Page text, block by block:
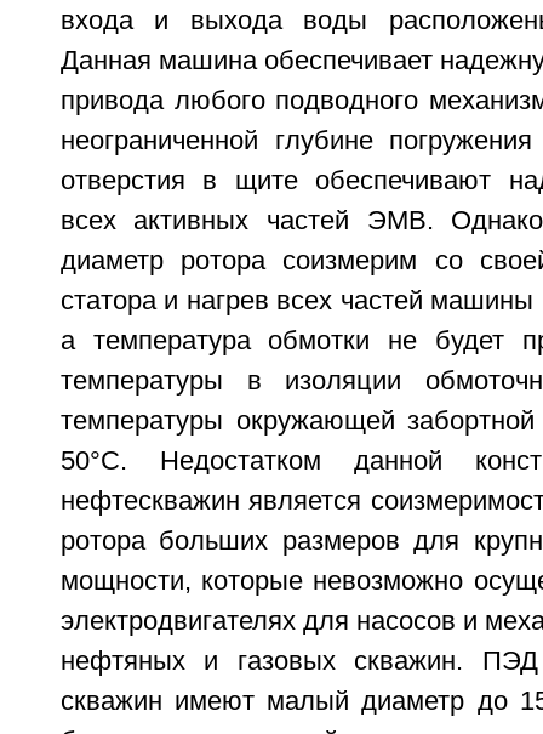
входа и выхода воды
Данная машина обеспечивает
привода любого подводного
неограниченной глубине
отверстия в щите обеспечивают
всех активных частей ЭМВ.
диаметр ротора соизмерим со
статора и нагрев всех частей
а температура обмотки не будет
температуры в изоляции
температуры окружающей
50°C. Недостатком данной
нефтескважин является
ротора больших размеров для
мощности, которые невозможно
электродвигателях для насосов и
нефтяных и газовых скважин.
скважин имеют малый диаметр до